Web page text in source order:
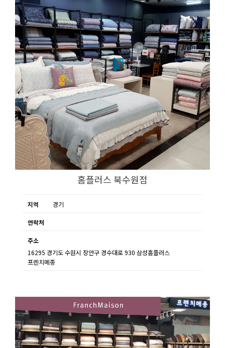
홈플러스 북수원점
지역 경기
연락처
주소
16295 경기도 수원시 장안구 경수대로 930 삼성홈플러스
프렌치메종